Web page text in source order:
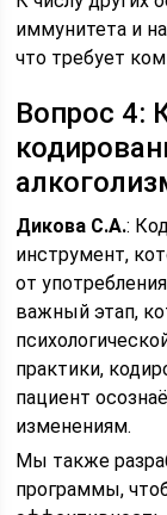
иммунитета и
что требует
Вопрос 4:
Дикова С.А.:
инструмент,
от
важный этап,
практики,
пациент
изменениям.
Мы также
программы,